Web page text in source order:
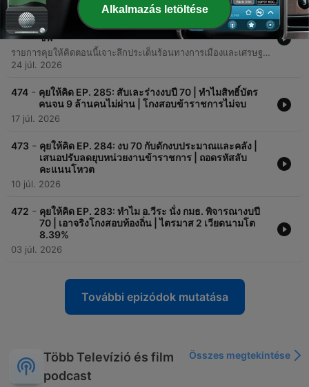
475 - คุยให้คิด EP. 286: ทรัมป์ขึ้นภาษีไทยโดนด้วย | ไต้หวัน
ประท้วงไทยสนับสนุนจีนเดียว | อนุทินเดินหน้าฟ้องยิ่ง
ชีพ
รายการคุยให้คิดตอนนี้เจาะลึกประเด็นร้อนทางการเมืองและเศรษฐกิจที่กำลังส่งผลกระทบต่อประเทศไทย โดยเน้นไปที่ความเคลื่อนไหวเรื่องการตรวจสอบรายชื่อบุคคลที่เกี่ยวข้องกับการทุจริตในวุฒิสภา (สว.) และกรณีการฟ้องร้องดำเนินคดีระหว่างนักข่าวกับนักการเมือง นอกจากนี้ยังมีการวิเคราะห์สถานการณ์เศรษฐกิจโลก ทั้งเรื่องนโยบายภาษีของทรัมป์ที่มีผลต่อการส่งออกของไทย และความผันผวนของราคาน้ำมันในตลาดโลกที่กระทบต่อค่าครองชีพภายในประเทศ รวมถึงประเด็นงบประมาณแผ่นดินและเงินนอกงบประมาณที่ถูกจับตามองว่าอาจมีการนำมาใช้เพื่อแก้ปัญหาเฉพาะหน้าของรัฐบาล
24 júl. 2026
474 - คุยให้คิด EP. 285: สับเละร่างงบปี 70 | ทำไมสิทธิ์บัตร
คนจน 9 ล้านคนไม่ผ่าน | โกงสอบข้าราชการไม่จบ
17 júl. 2026
473 - คุยให้คิด EP. 284: งบ 70 กับดักงบประมาณและคลัง |
เสนอปรับลดยุบหน่วยงานข้าราชการ | ถอดรหัสลับ
คะแนนโหวต
10 júl. 2026
472 - คุยให้คิด EP. 283: ทำไม อ.วีระ นั่ง กมธ. พิจารณางบปี
70 | เอาจริงโกงสอบท้องถิ่น | ไตรมาส 2 เวียดนามโต
8.39%
03 júl. 2026
További epizódok mutatása
Több Televízió és film
podcast
Összes megtekintése
Alkalmazás letöltése